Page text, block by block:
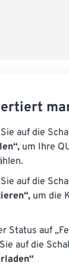
auf die
um Ihre
auf die
um die
Status auf
auf die